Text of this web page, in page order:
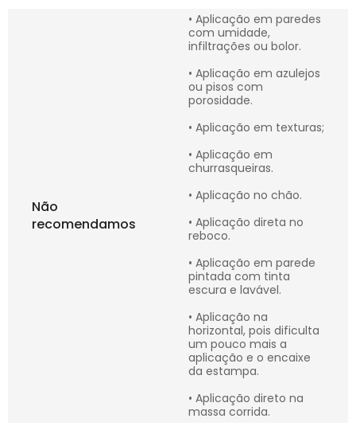
Não
recomendamos
• Aplicação em paredes
com umidade,
infiltrações ou bolor.
• Aplicação em azulejos
ou pisos com
porosidade.
• Aplicação em texturas;
• Aplicação em
churrasqueiras.
• Aplicação no chão.
• Aplicação direta no
reboco.
• Aplicação em parede
pintada com tinta
escura e lavável.
• Aplicação na
horizontal, pois dificulta
um pouco mais a
aplicação e o encaixe
da estampa.
• Aplicação direto na
massa corrida.